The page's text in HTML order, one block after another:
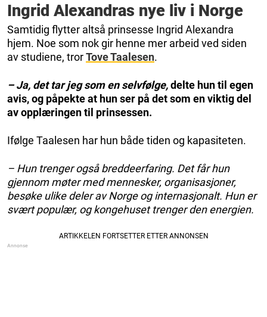
Ingrid Alexandras nye liv i Norge
Samtidig flytter altså prinsesse Ingrid Alexandra
hjem. Noe som nok gir henne mer arbeid ved siden
av studiene, trorTove Taalesen.
– Ja, det tar jeg som en selvfølge,delte hun til egen
avis, og påpekte at hun ser på det som en viktig del
av opplæringen til prinsessen.
Ifølge Taalesen har hun både tiden og kapasiteten.
– Hun trenger også breddeerfaring. Det får hun
gjennom møter med mennesker, organisasjoner,
besøke ulike deler av Norge og internasjonalt. Hun er
svært populær, og kongehuset trenger den energien.